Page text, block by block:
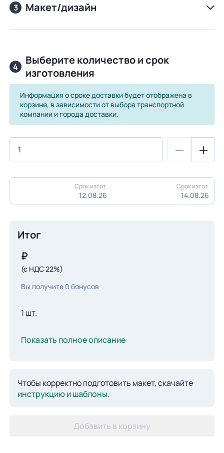
3 Макет/дизайн
4
Выберите количество и срок
изготовления
Информация о сроке доставки будет отображена в
корзине, в зависимости от выбора транспортной
компании и города доставки.
Срок изгот.
12.08.26
Срок изгот.
14.08.26
Итог
₽
(с НДС 22%)
Вы получите 0 бонусов
1 шт.
Показать полное описание
Чтобы корректно подготовить макет, скачайте
инструкцию и шаблоны.
Добавить в корзину